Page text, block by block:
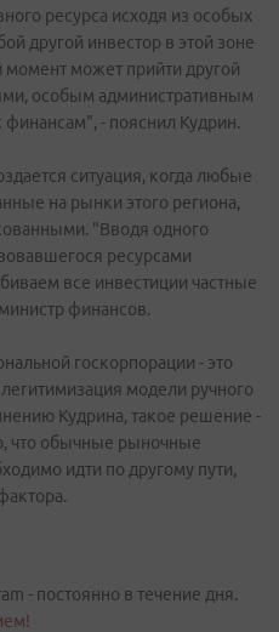
ресурса исходя из особых
другой инвестор в этой зоне
момент может прийти другой
особым административным
- пояснил Кудрин.
ситуация, когда любые
на рынки этого региона,
"Вводя одного
ресурсами
все инвестиции частные
финансов.
госкорпорации - это
модели ручного
Кудрина, такое решение -
что обычные рыночные
идти по другому пути,
- постоянно в течение дня.